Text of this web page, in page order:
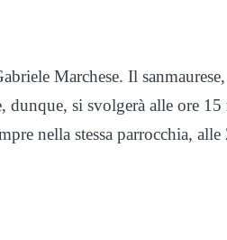
Marchese. Il
si svolgerà alle ore 15
nella stessa parrocchia,